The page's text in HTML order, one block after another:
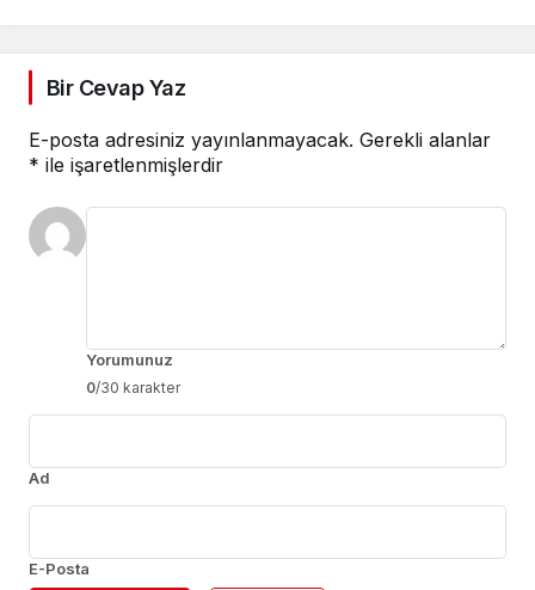
Bir Cevap Yaz
E-posta adresiniz yayınlanmayacak. Gerekli alanlar
* ile işaretlenmişlerdir
Yorumunuz
0/30 karakter
Ad
E-Posta